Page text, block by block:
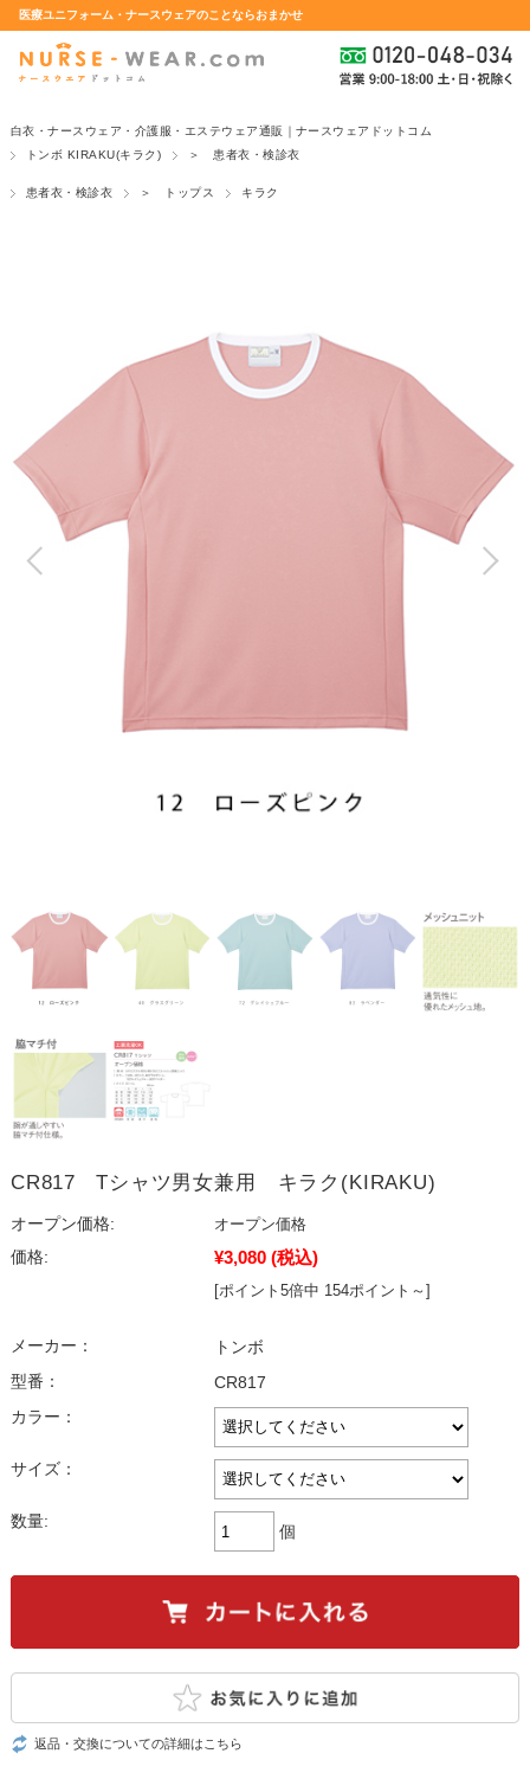
医療ユニフォーム・ナースウェアのことならおまかせ
白衣・ナースウェア・介護服・エステウェア通販｜ナースウェアドットコム
トンボ KIRAKU(キラク)
＞ 患者衣・検診衣
患者衣・検診衣 ＞ トップス キラク
CR817 Tシャツ男女兼用 キラク(KIRAKU)
オープン価格:
オープン価格
価格:
¥3,080 (税込)
[ポイント5倍中 154ポイント～]
メーカー：
トンボ
型番：
CR817
カラー：
サイズ：
数量:
個
返品・交換についての詳細はこちら